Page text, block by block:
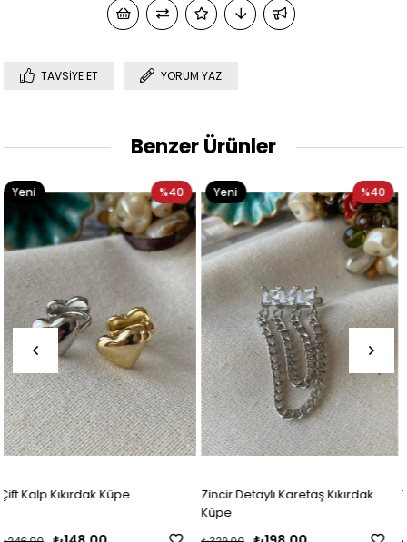
TAVSIYE ET YORUM YAZ
Benzer Ürünler
%40
Zincir Detaylı Karetaş Kıkırdak
%40
Yeni
Ürün
Taşlı Minik Yıldızlı Kıkırdak
Yeni
Ürün